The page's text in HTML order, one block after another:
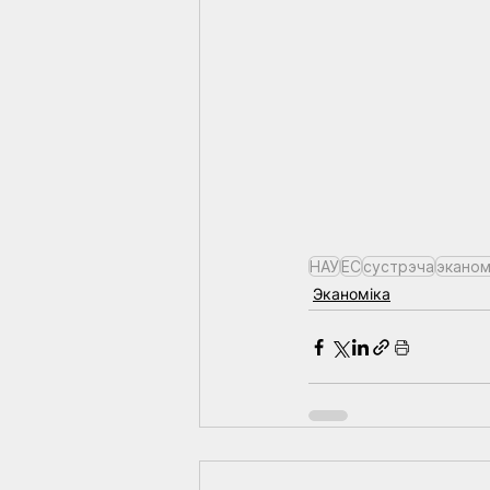
НАУЕСсустрэча
Эканоміка